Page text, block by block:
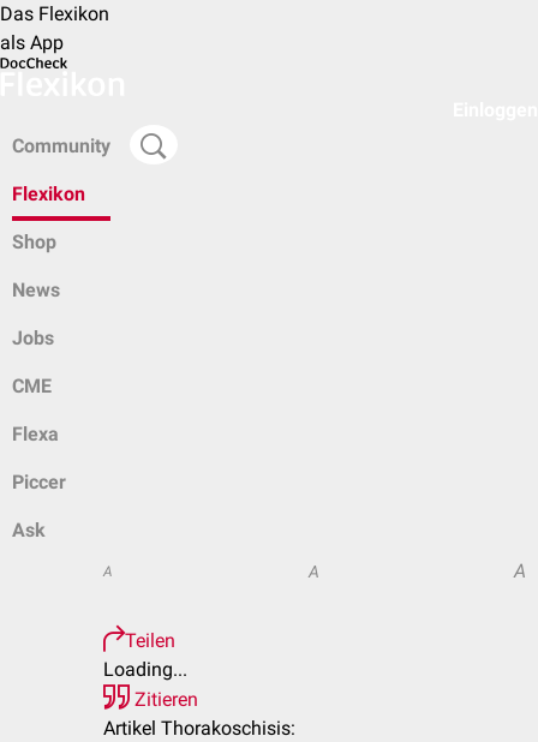
Das Flexikon
als App
Community
Flexikon
Shop
News
Jobs
CME
Flexa
Piccer
Ask
A A A
Teilen
Loading...
Zitieren
Artikel Thorakoschisis: